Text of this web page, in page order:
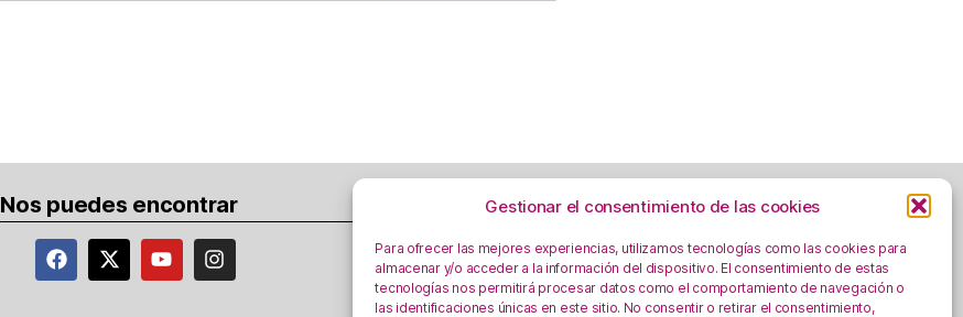
Gestionar el consentimiento de las cookies
Para ofrecer las mejores experiencias, utilizamos tecnologías como las cookies para
almacenar y/o acceder a la información del dispositivo. El consentimiento de estas
tecnologías nos permitirá procesar datos como el comportamiento de navegación o
las identificaciones únicas en este sitio. No consentir o retirar el consentimiento,
Nos puedes encontrar
Aviso Legal
Política de privacidad